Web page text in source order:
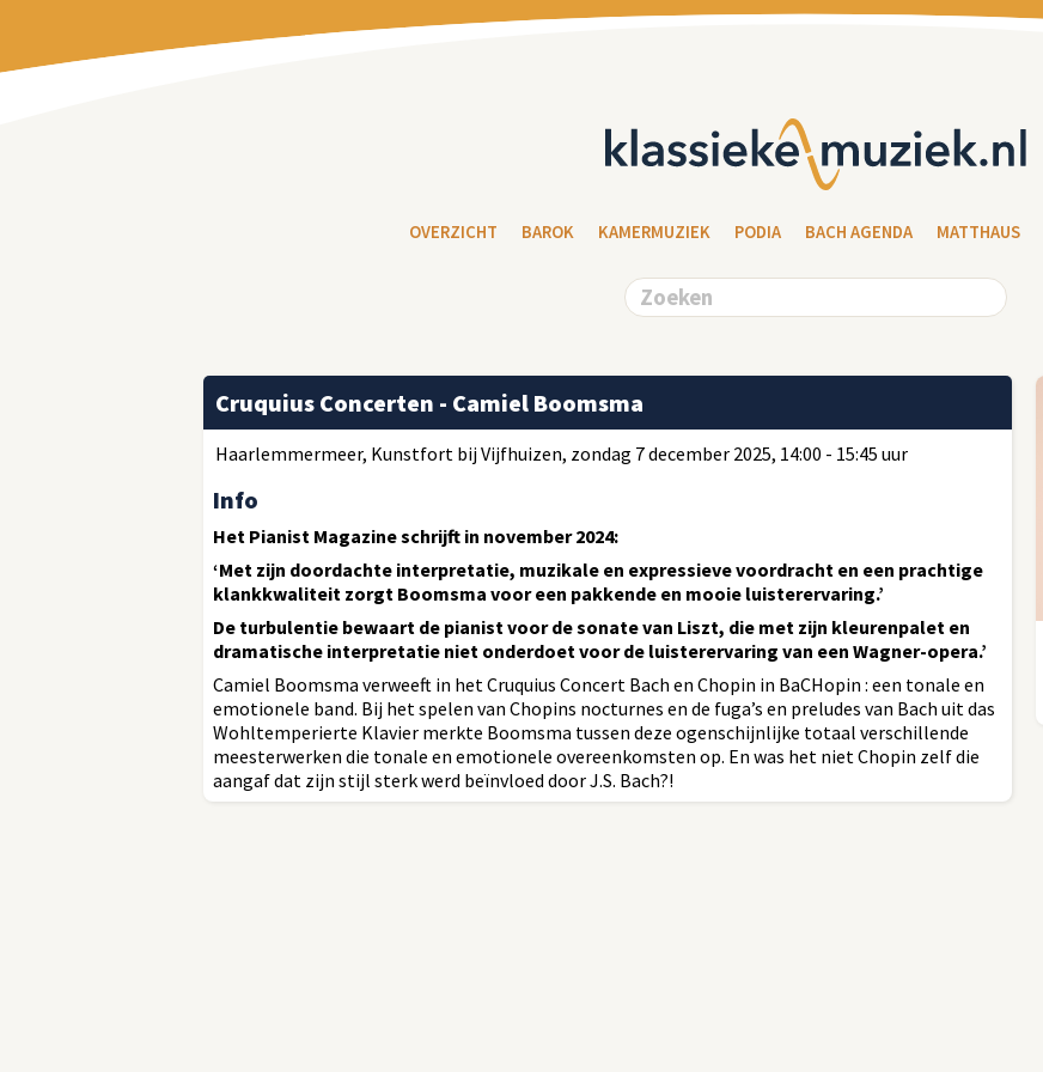
OVERZICHT BAROK KAMERMUZIEK PODIA BACH AGENDA MATTHAUS
Cruquius Concerten - Camiel Boomsma
Haarlemmermeer, Kunstfort bij Vijfhuizen, zondag 7 december 2025, 14:00 - 15:45 uur
Info
Het Pianist Magazine schrijft in november 2024:
‘Met zijn doordachte interpretatie, muzikale en expressieve voordracht en een prachtige
klankkwaliteit zorgt Boomsma voor een pakkende en mooie luisterervaring.’
De turbulentie bewaart de pianist voor de sonate van Liszt, die met zijn kleurenpalet en
dramatische interpretatie niet onderdoet voor de luisterervaring van een Wagner-opera.’
Camiel Boomsma verweeft in het Cruquius Concert Bach en Chopin in BaCHopin : een tonale en
emotionele band. Bij het spelen van Chopins nocturnes en de fuga’s en preludes van Bach uit das
Wohltemperierte Klavier merkte Boomsma tussen deze ogenschijnlijke totaal verschillende
meesterwerken die tonale en emotionele overeenkomsten op. En was het niet Chopin zelf die
aangaf dat zijn stijl sterk werd beïnvloed door J.S. Bach?!